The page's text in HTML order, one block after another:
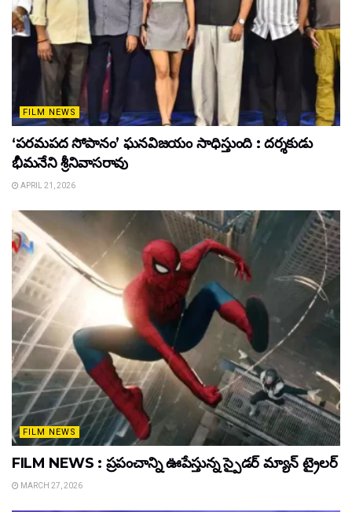
FILM NEWS
‘పరమపద సోపానం’ ఘనవిజయం సాధిస్తుంది : దర్శకుడు
భీమనేని శ్రీనివాసరావు
APRIL 21, 2026
FILM NEWS
FILM NEWS : ప్రపంచాన్ని ఊపేస్తున్న స్పైడర్ మ్యాన్ ట్రైలర్
MARCH 27, 2026